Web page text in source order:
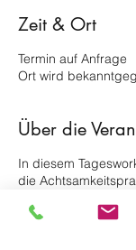
Zeit & Ort
Termin auf Anfrage
Ort wird
Über die
In diesem
die
Ausgeglichenheit,